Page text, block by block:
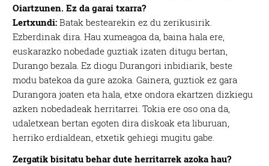
Oiartzunen. Ez da garai txarra?
Lertxundi: Batak bestearekin ez du zerikusirik.
Ezberdinak dira. Hau xumeagoa da, baina hala ere,
euskarazko nobedade guztiak izaten ditugu bertan,
Durango bezala. Ez diogu Durangori inbidiarik, beste
modu batekoa da gure azoka. Gainera, guztiok ez gara
Durangora joaten eta hala, etxe ondora ekartzen dizkiegu
azken nobedadeak herritarrei. Tokia ere oso ona da,
udaletxean bertan egoten dira diskoak eta liburuan,
herriko erdialdean, etxetik gehiegi mugitu gabe.
Zergatik bisitatu behar dute herritarrek azoka hau?